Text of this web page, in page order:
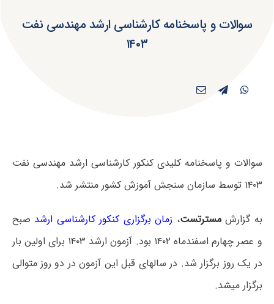
سوالات و پاسخنامه کارشناسی ارشد مهندسی نفت
۱۴۰۳
سوالات و پاسخنامه کلیدی کنکور کارشناسی ارشد مهندسی نفت
۱۴۰۳ توسط سازمان سنجش آموزش کشور منتشر شد.
به گزارشمسترتست، زمان برگزاری کنکور کارشناسی ارشد صبح
و عصر چهارم اسفندماه ۱۴۰۲ بود. آزمون ارشد ۱۴۰۳ برای اولین بار
در یک روز برگزار شد. در سالهای قبل این آزمون در دو روز متوالی
برگزار میشد.